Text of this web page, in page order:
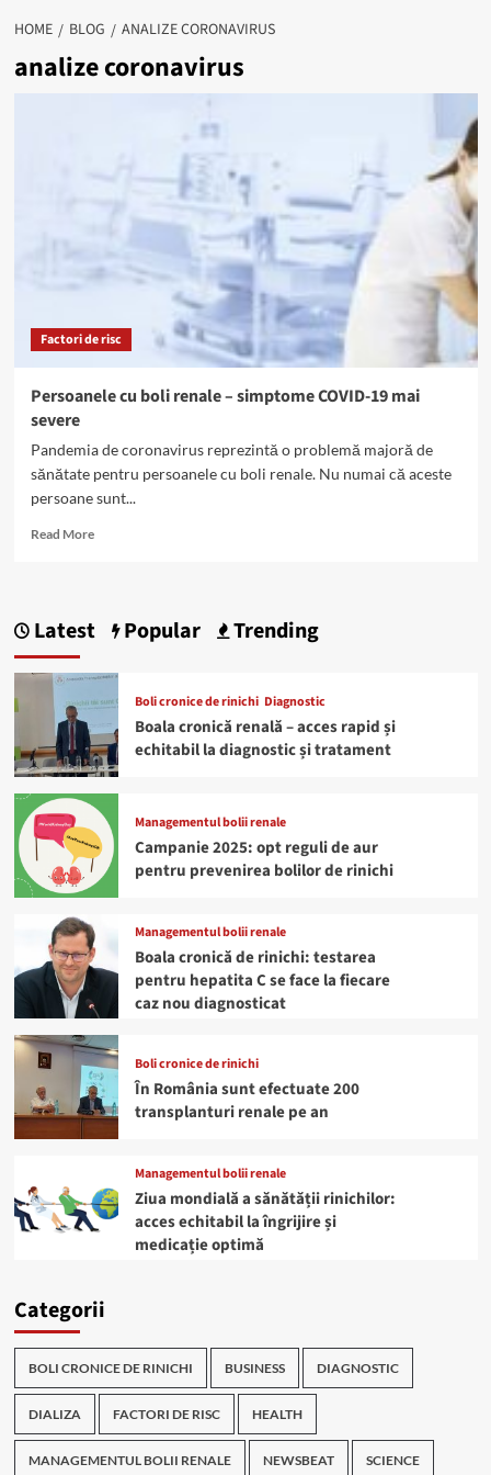
HOME BLOG ANALIZE CORONAVIRUS
analize coronavirus
Factori de risc
Persoanele cu boli renale – simptome COVID-19 mai
severe
Pandemia de coronavirus reprezintă o problemă majoră de
sănătate pentru persoanele cu boli renale. Nu numai că aceste
persoane sunt...
Read MoreRead
boli
–
simptome
COVID-
19
mai
severe
Latest Popular Trending
Boli cronice de rinichi Diagnostic
Boala cronică renală – acces rapid și
echitabil la diagnostic și tratament
Managementul bolii renale
Campanie 2025: opt reguli de aur
pentru prevenirea bolilor de rinichi
Managementul bolii renale
Boala cronică de rinichi: testarea
pentru hepatita C se face la fiecare
caz nou diagnosticat
Boli cronice de rinichi
În România sunt efectuate 200
transplanturi renale pe an
Managementul bolii renale
Ziua mondială a sănătății rinichilor:
acces echitabil la îngrijire și
medicație optimă
Categorii
BOLI CRONICE DE RINICHI BUSINESS DIAGNOSTIC
DIALIZA FACTORI DE RISC HEALTH
MANAGEMENTUL BOLII RENALE NEWSBEAT SCIENCE